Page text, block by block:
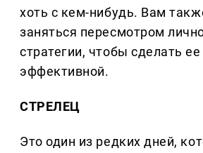
хоть с кем-нибудь. Вам
заняться пересмотром
стратегии, чтобы сделать
эффективной.
СТРЕЛЕЦ
Это один из редких дней,